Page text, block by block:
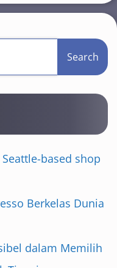
Search
based shop
Berkelas Dunia
dalam Memilih